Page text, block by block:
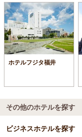
ホテルフジタ福井
その他のホテルを探す
ビジネスホテルを探す